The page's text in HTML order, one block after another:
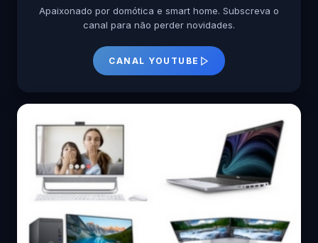
Apaixonado por domótica e smart home. Subscreva o
canal para não perder novidades.
CANAL YOUTUBE